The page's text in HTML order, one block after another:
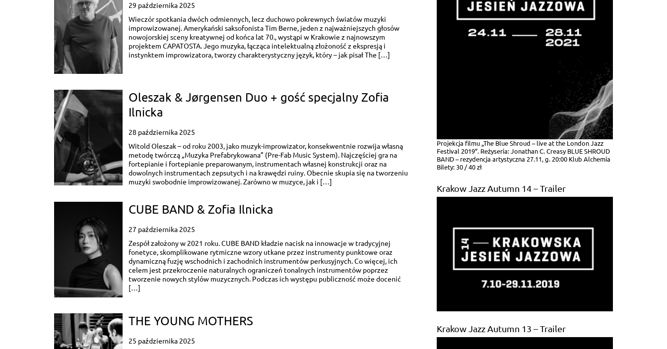
29 października 2025
Wieczór spotkania dwóch odmiennych, lecz duchowo pokrewnych światów muzyki
improwizowanej. Amerykański saksofonista Tim Berne, jeden z najważniejszych głosów
nowojorskiej sceny kreatywnej od końca lat 70., wystąpi w Krakowie z najnowszym
projektem CAPATOSTA. Jego muzyka, łącząca intelektualną złożoność z ekspresją i
instynktem improwizatora, tworzy charakterystyczny język, który – jak pisał The […]
Oleszak & Jørgensen Duo + gość specjalny Zofia
Ilnicka
28 października 2025
Witold Oleszak – od roku 2003, jako muzyk-improwizator, konsekwentnie rozwija własną
metodę twórczą „Muzyka Prefabrykowana” (Pre-Fab Music System). Najczęściej gra na
fortepianie i fortepianie preparowanym, instrumentach własnej konstrukcji oraz na
dowolnych instrumentach zepsutych i na krawędzi ruiny. Obecnie skupia się na tworzeniu
muzyki swobodnie improwizowanej. Zarówno w muzyce, jak i […]
CUBE BAND & Zofia Ilnicka
27 października 2025
Zespół założony w 2021 roku. CUBE BAND kładzie nacisk na innowacje w tradycyjnej
fonetyce, skomplikowane rytmiczne wzory utkane przez instrumenty punktowe oraz
dynamiczną fuzję wschodnich i zachodnich instrumentów perkusyjnych. Co więcej, ich
celem jest przekroczenie naturalnych ograniczeń tonalnych instrumentów poprzez
tworzenie nowych stylów muzycznych. Podczas ich występu publiczność może docenić
[…]
THE YOUNG MOTHERS
25 października 2025
Projekcja filmu „The Blue Shroud – live at the London Jazz
Festival 2019”. Reżyseria: Jonathan C. Creasy BLUE SHROUD
BAND – rezydencja artystyczna 27.11, g. 20:00 Klub Alchemia
Bilety: 30 / 40 zł
Krakow Jazz Autumn 14 – Trailer
Krakow Jazz Autumn 13 – Trailer